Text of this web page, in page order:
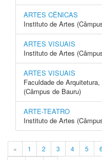
ARTES CÊNICAS
Instituto de Artes
ARTES VISUAIS
Instituto de Artes
ARTES VISUAIS
Faculdade de
(Câmpus de Bauru)
ARTE-TEATRO
Instituto de Artes
« 1 2 3 4 5 6